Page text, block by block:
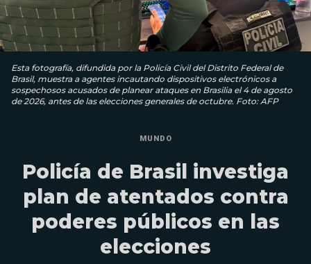
Esta fotografía, difundida por la Policía Civil del Distrito Federal de
Brasil, muestra a agentes incautando dispositivos electrónicos a
sospechosos acusados ​​de planear ataques en Brasilia el 4 de agosto
de 2026, antes de las elecciones generales de octubre. Foto: AFP
MUNDO
Policía de Brasil investiga
plan de atentados contra
poderes públicos en las
elecciones